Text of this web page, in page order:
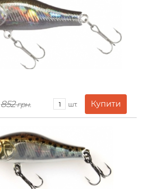
852грн. шт.